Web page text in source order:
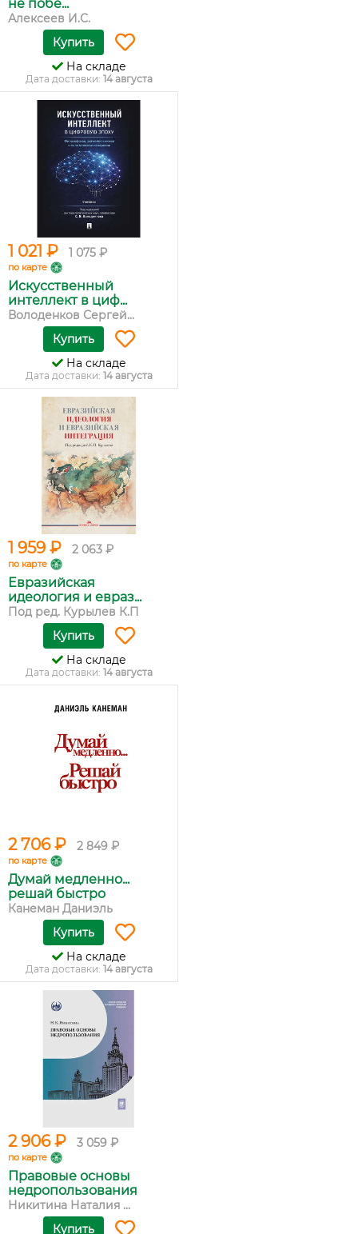
не побе...
Алексеев И.С.
Купить
На складе
Дата доставки: 14 августа
1 021 ₽ 1 075 ₽
по карте
Искусственный
интеллект в циф...
Володенков Сергей...
Купить
На складе
Дата доставки: 14 августа
1 959 ₽ 2 063 ₽
по карте
Евразийская
идеология и евраз...
Под ред. Курылев К.П
Купить
На складе
Дата доставки: 14 августа
2 706 ₽ 2 849 ₽
по карте
Думай медленно...
решай быстро
Канеман Даниэль
Купить
На складе
Дата доставки: 14 августа
2 906 ₽ 3 059 ₽
по карте
Правовые основы
недропользования
Никитина Наталия ...
Купить